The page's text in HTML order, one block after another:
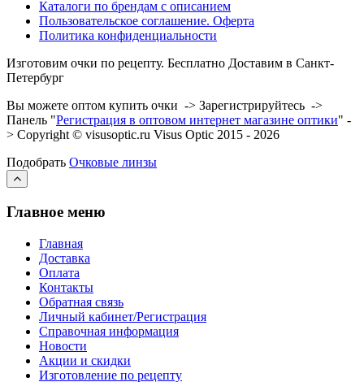
Каталоги по брендам с описанием
Пользовательское соглашение. Оферта
Политика конфиденциальности
Изготовим очки по рецепту. Бесплатно Доставим в Санкт-
Петербург
Вы можете оптом купить очки -> Зарегистрируйтесь ->
Панель "Регистрация в оптовом интернет магазине оптики" -
> Copyright © visusoptic.ru Visus Optic 2015 - 2026
Подобрать Очковые линзы
Главное меню
Главная
Доставка
Оплата
Контакты
Обратная связь
Личный кабинет/Регистрация
Справочная информация
Новости
Акции и скидки
Изготовление по рецепту